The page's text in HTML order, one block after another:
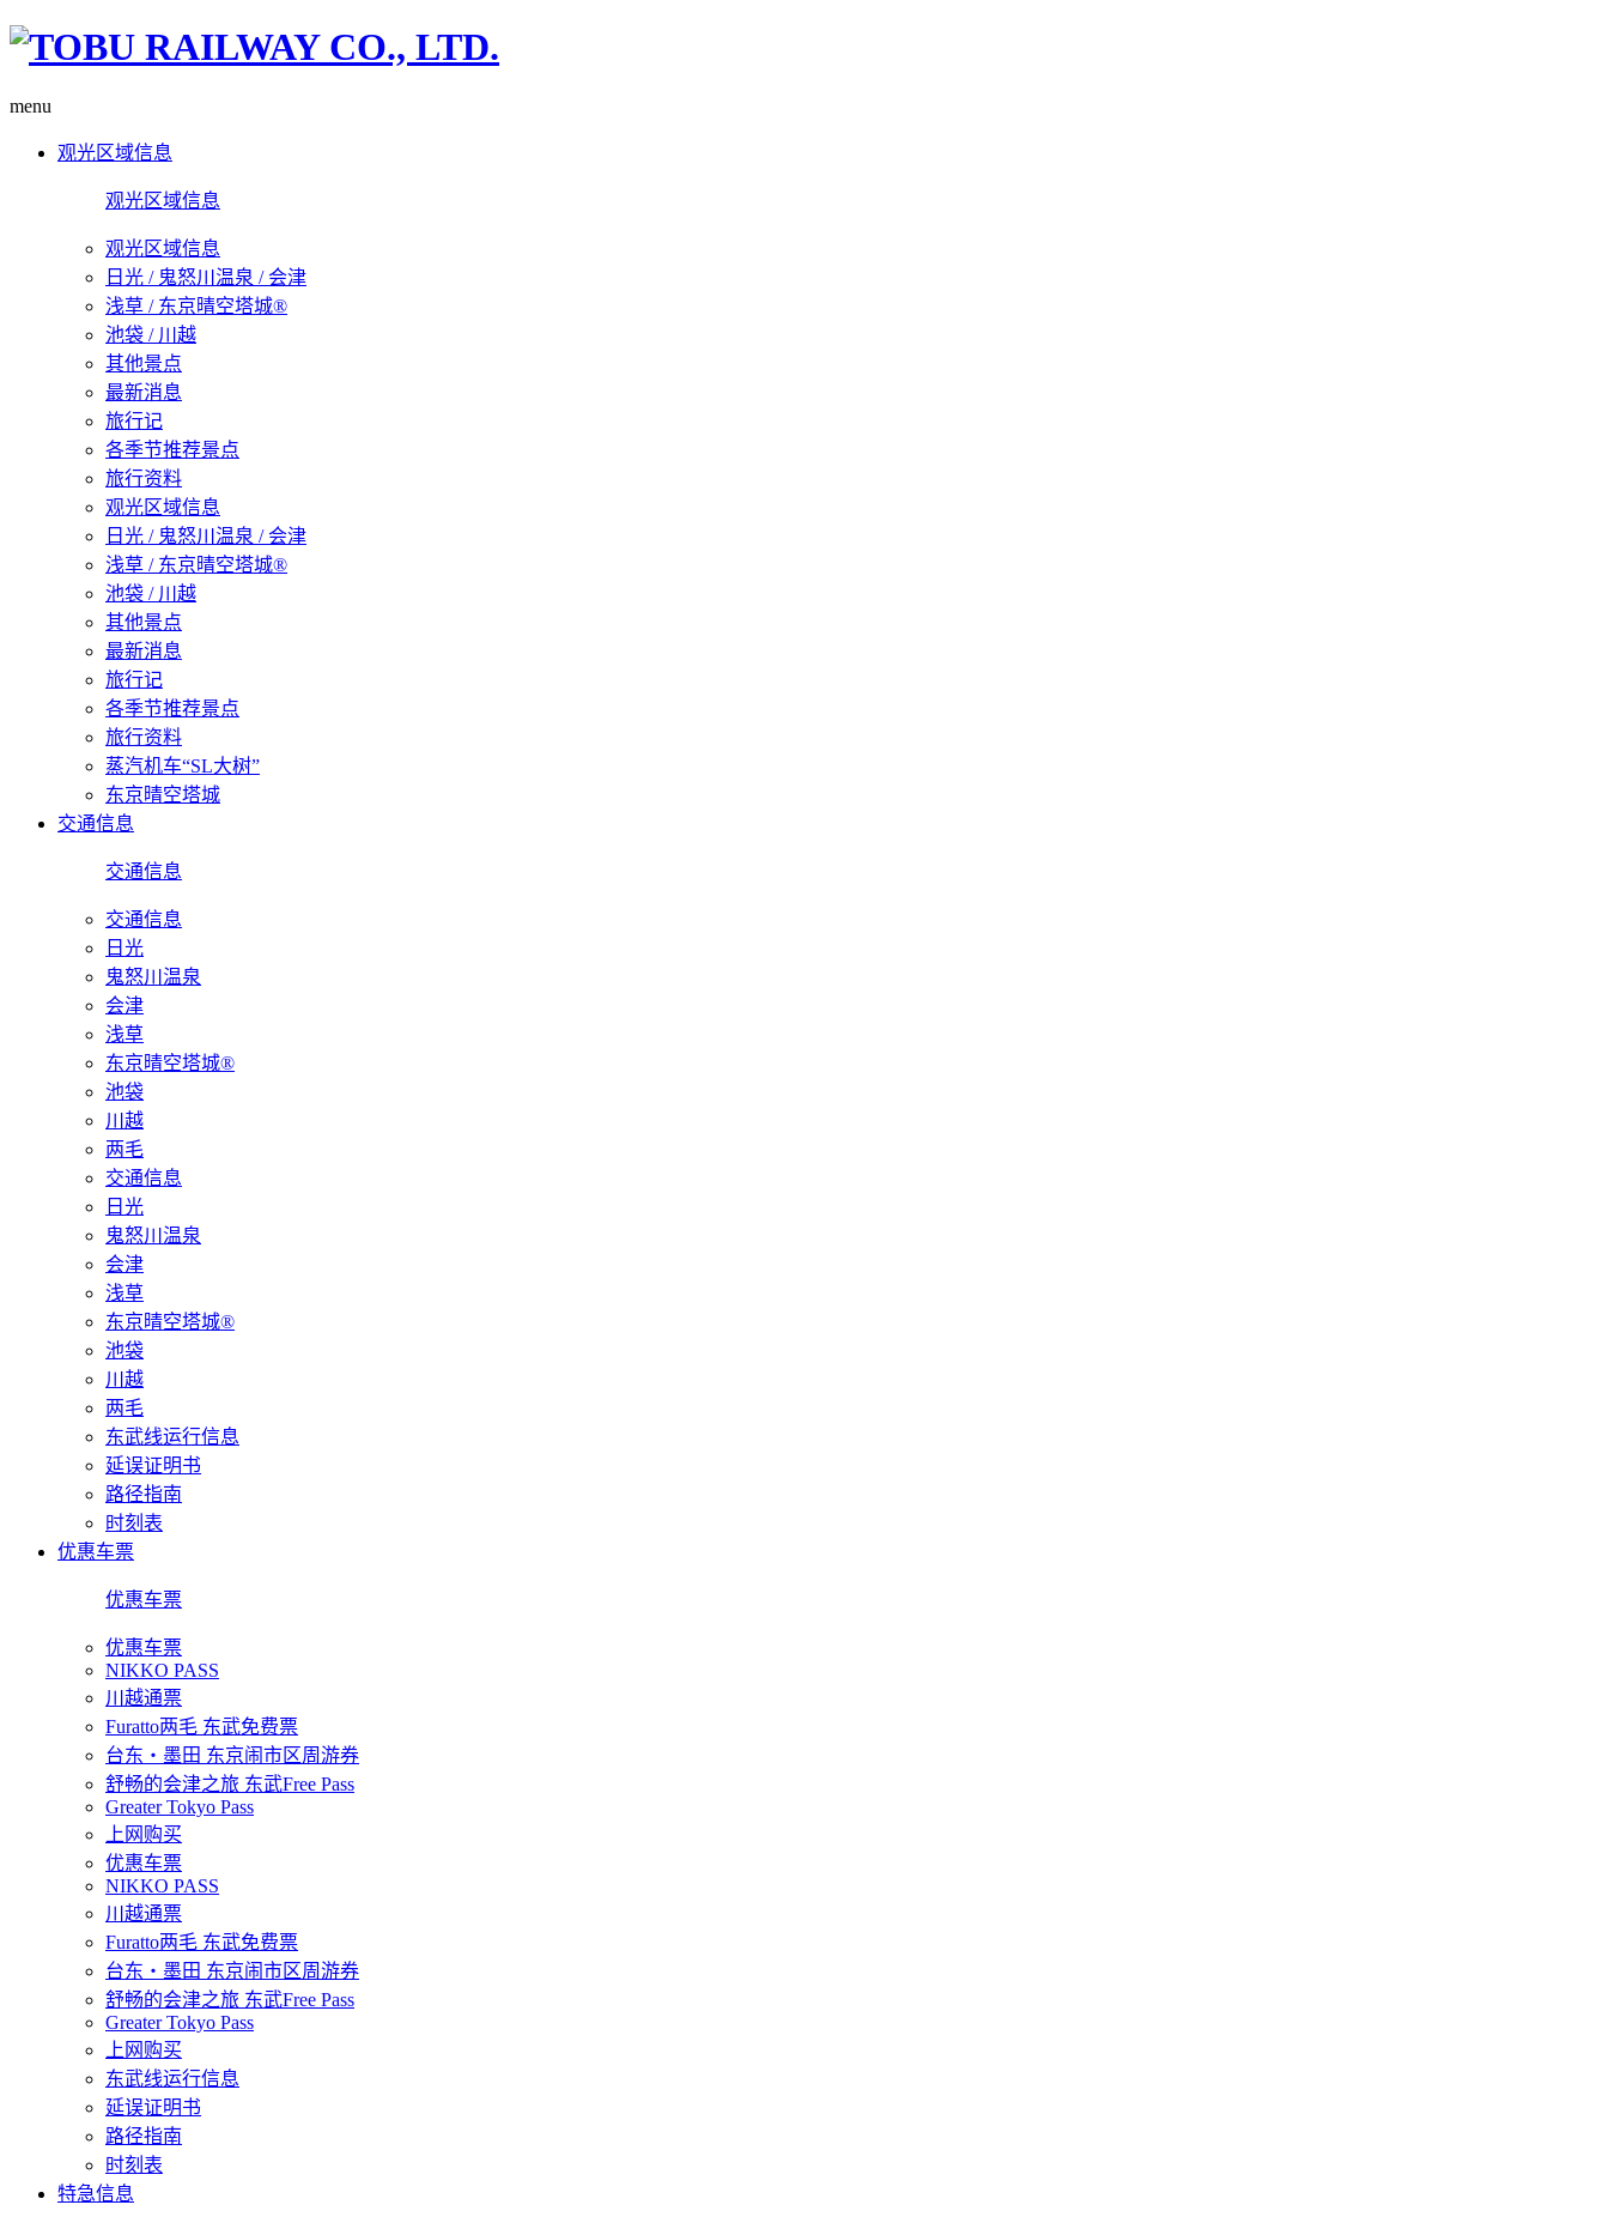
menu
观光区域信息
观光区域信息
观光区域信息
日光 / 鬼怒川温泉 / 会津
浅草 / 东京晴空塔城®
池袋 / 川越
其他景点
最新消息
旅行记
各季节推荐景点
旅行资料
观光区域信息
日光 / 鬼怒川温泉 / 会津
浅草 / 东京晴空塔城®
池袋 / 川越
其他景点
最新消息
旅行记
各季节推荐景点
旅行资料
蒸汽机车“SL大树”
东京晴空塔城
交通信息
交通信息
交通信息
日光
鬼怒川温泉
会津
浅草
东京晴空塔城®
池袋
川越
两毛
交通信息
日光
鬼怒川温泉
会津
浅草
东京晴空塔城®
池袋
川越
两毛
东武线运行信息
延误证明书
路径指南
时刻表
优惠车票
优惠车票
优惠车票
NIKKO PASS
川越通票
Furatto两毛 东武免费票
台东・墨田 东京闹市区周游券
舒畅的会津之旅 东武Free Pass
Greater Tokyo Pass
上网购买
优惠车票
NIKKO PASS
川越通票
Furatto两毛 东武免费票
台东・墨田 东京闹市区周游券
舒畅的会津之旅 东武Free Pass
Greater Tokyo Pass
上网购买
东武线运行信息
延误证明书
路径指南
时刻表
特急信息